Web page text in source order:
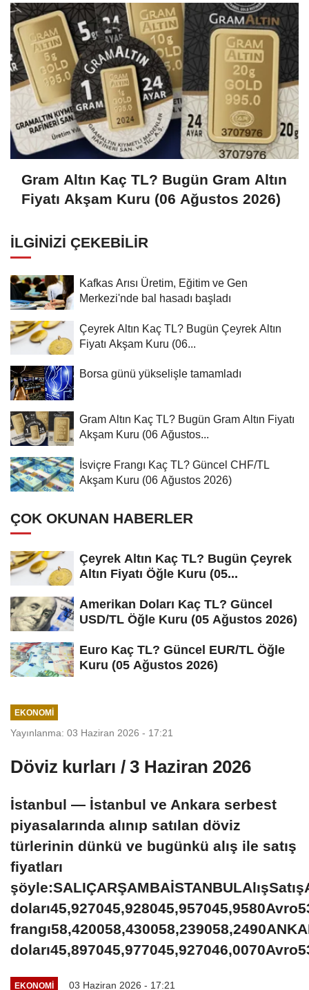
Gram Altın Kaç TL? Bugün Gram Altın
Fiyatı Akşam Kuru (06 Ağustos 2026)
İLGINIZI ÇEKEBILIR
Kafkas Arısı Üretim, Eğitim ve Gen
Merkezi'nde bal hasadı başladı
Çeyrek Altın Kaç TL? Bugün Çeyrek Altın
Fiyatı Akşam Kuru (06...
Borsa günü yükselişle tamamladı
Gram Altın Kaç TL? Bugün Gram Altın Fiyatı
Akşam Kuru (06 Ağustos...
İsviçre Frangı Kaç TL? Güncel CHF/TL
Akşam Kuru (06 Ağustos 2026)
ÇOK OKUNAN HABERLER
Çeyrek Altın Kaç TL? Bugün Çeyrek
Altın Fiyatı Öğle Kuru (05...
Amerikan Doları Kaç TL? Güncel
USD/TL Öğle Kuru (05 Ağustos 2026)
Euro Kaç TL? Güncel EUR/TL Öğle
Kuru (05 Ağustos 2026)
EKONOMI
Yayınlanma: 03 Haziran 2026 - 17:21
Döviz kurları / 3 Haziran 2026
İstanbul — İstanbul ve Ankara serbest
piyasalarında alınıp satılan döviz
türlerinin dünkü ve bugünkü alış ile satış
fiyatları
EKONOMI 03 Haziran 2026 - 17:21